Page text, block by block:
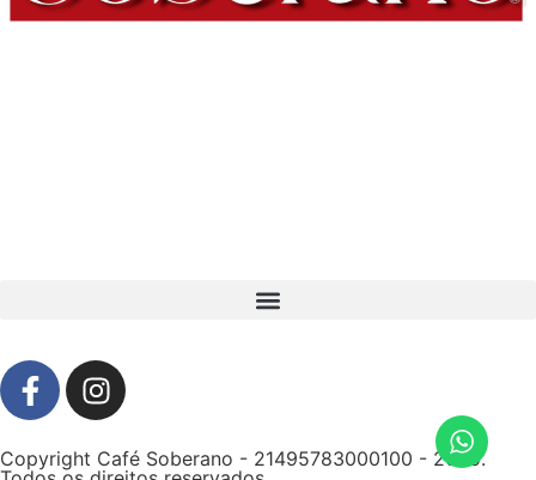
Copyright Café Soberano - 21495783000100 - 2025.